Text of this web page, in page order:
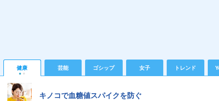
健康 芸能 ゴシップ 女子 トレンド
キノコで血糖値スパイクを防ぐ